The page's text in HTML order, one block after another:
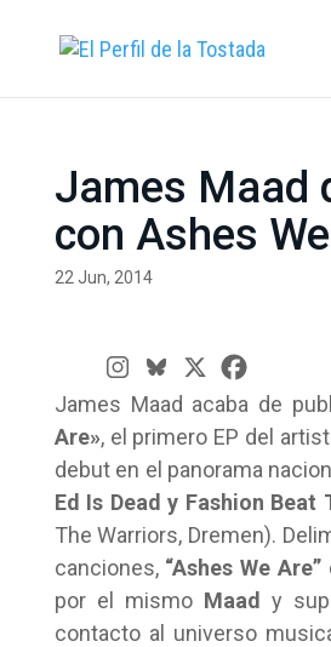
James Maad
con Ashes
22 Jun, 2014
James Maad acaba de
Are», el primero EP del
debut en el panorama
Ed Is Dead y Fashion Beat
The Warriors, Dremen).
canciones, “Ashes We Are”
por el mismo Maad
y
contacto al universo